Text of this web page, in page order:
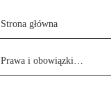
Strona główna
Prawa i obowiązki…